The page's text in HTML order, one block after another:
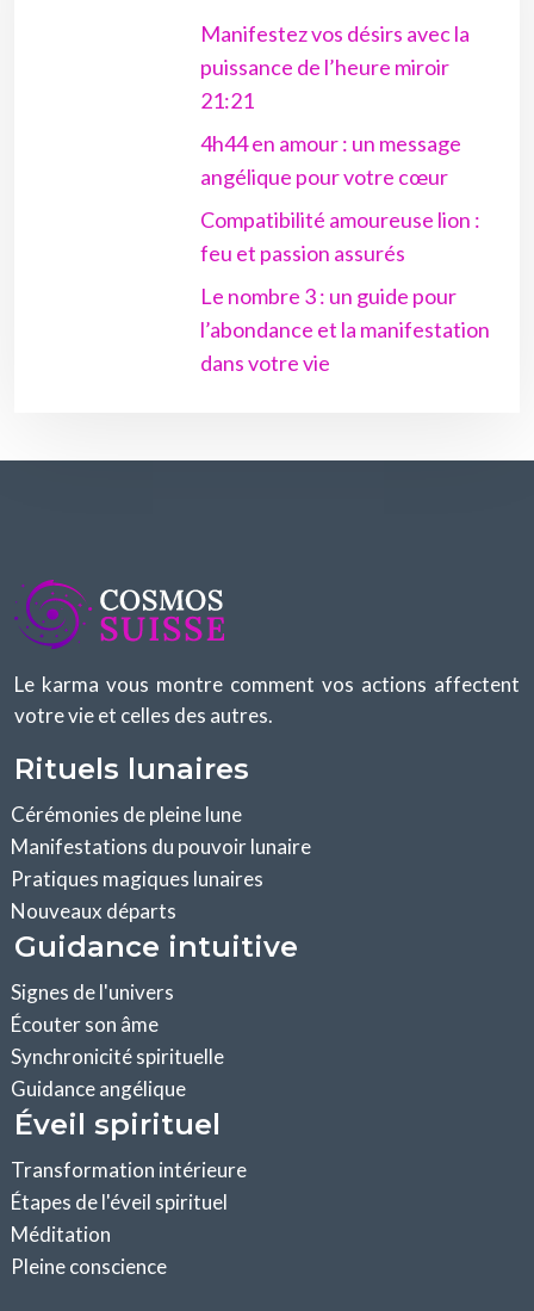
Manifestez vos désirs avec la
puissance de l’heure miroir
21:21
4h44 en amour : un message
angélique pour votre cœur
Compatibilité amoureuse lion :
feu et passion assurés
Le nombre 3 : un guide pour
l’abondance et la manifestation
dans votre vie
Le karma vous montre comment vos actions affectent
votre vie et celles des autres.
Rituels lunaires
Cérémonies de pleine lune
Manifestations du pouvoir lunaire
Pratiques magiques lunaires
Nouveaux départs
Guidance intuitive
Signes de l'univers
Écouter son âme
Synchronicité spirituelle
Guidance angélique
Éveil spirituel
Transformation intérieure
Étapes de l'éveil spirituel
Méditation
Pleine conscience